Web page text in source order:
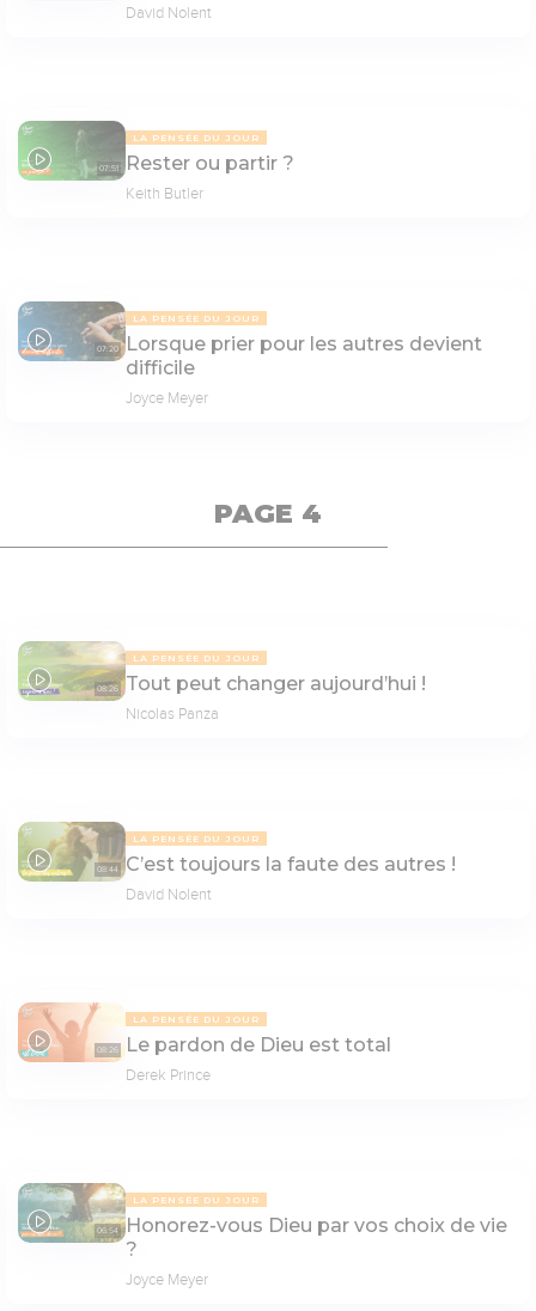
David Nolent
07:51
LA PENSÉE DU JOUR
Rester ou partir ?
Keith Butler
07:20
LA PENSÉE DU JOUR
Lorsque prier pour les autres devient
difficile
Joyce Meyer
PAGE 4
08:26
LA PENSÉE DU JOUR
Tout peut changer aujourd’hui !
Nicolas Panza
08:44
LA PENSÉE DU JOUR
C’est toujours la faute des autres !
David Nolent
08:26
LA PENSÉE DU JOUR
Le pardon de Dieu est total
Derek Prince
06:54
LA PENSÉE DU JOUR
Honorez-vous Dieu par vos choix de vie
?
Joyce Meyer